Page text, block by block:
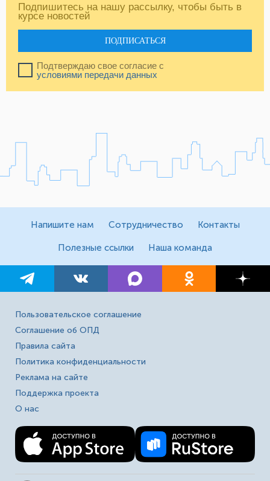
Подпишитесь на нашу рассылку, чтобы быть в
курсе новостей
ПОДПИСАТЬСЯ
Подтверждаю свое согласие с
условиями передачи данных
Напишите нам Сотрудничество Контакты
Полезные ссылки Наша команда
Пользовательское соглашение
Соглашение об ОПД
Правила сайта
Политика конфиденциальности
Реклама на сайте
Поддержка проекта
О нас